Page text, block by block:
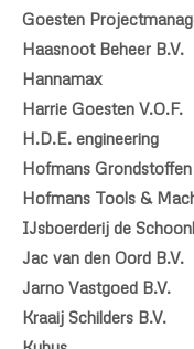
Goesten
Haasnoot Beheer B.V.
Hannamax
Harrie Goesten V.O.F.
H.D.E. engineering
Hofmans Grondstoffen
Hofmans Tools &
IJsboerderij de
Jac van den Oord B.V.
Jarno Vastgoed B.V.
Kraaij Schilders B.V.